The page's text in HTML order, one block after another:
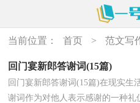
当前位置： 首页 > 范文写
回门宴新郎答谢词(15篇)
回门宴新郎答谢词(15篇)在现实生
谢词作为对他人表示感谢的一种